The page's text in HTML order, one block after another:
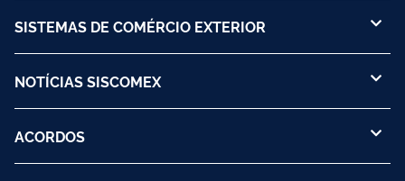
SISTEMAS DE COMÉRCIO EXTERIOR
NOTÍCIAS SISCOMEX
ACORDOS